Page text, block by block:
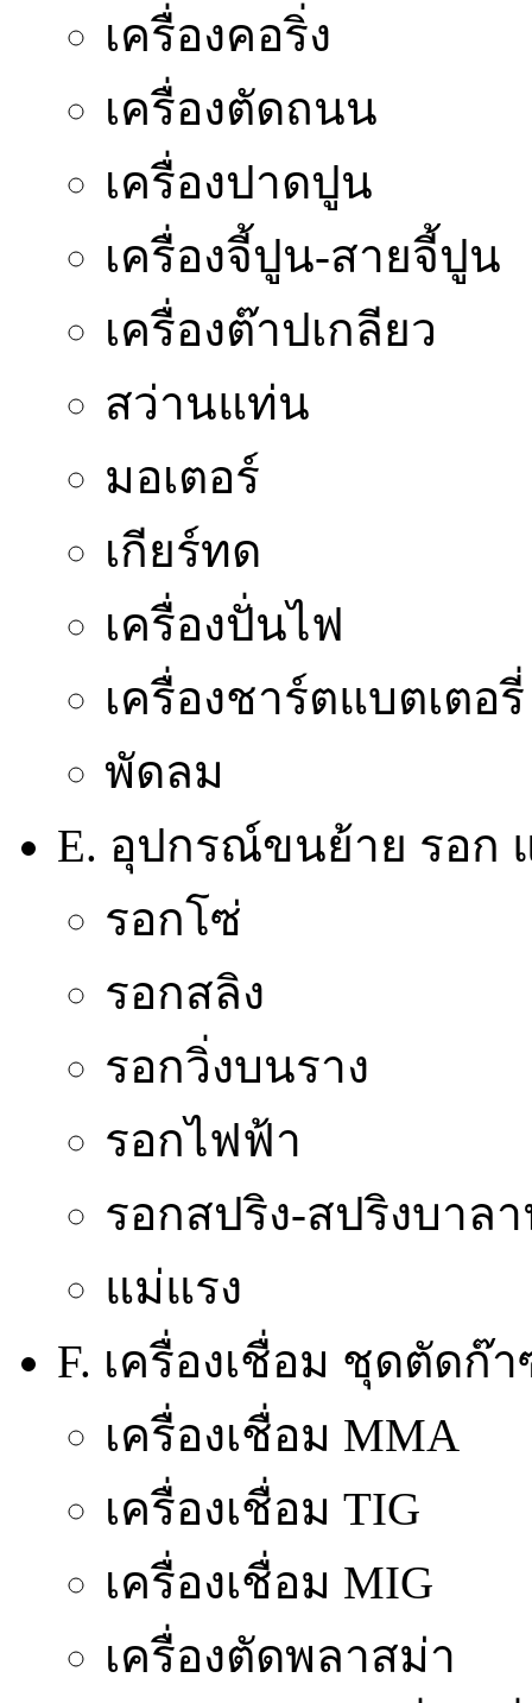
เครื่องคอริ่ง
เครื่องตัดถนน
เครื่องปาดปูน
เครื่องจี้ปูน-สายจี้ปูน
เครื่องต๊าปเกลียว
สว่านแท่น
มอเตอร์
เกียร์ทด
เครื่องปั่นไฟ
เครื่องชาร์ตแบตเตอรี่
พัดลม
E. อุปกรณ์ขนย้าย รอก
รอกโซ่
รอกสลิง
รอกวิ่งบนราง
รอกไฟฟ้า
รอกสปริง-สปริงบาล
แม่แรง
F. เครื่องเชื่อม ชุดตัดก๊
เครื่องเชื่อม MMA
เครื่องเชื่อม TIG
เครื่องเชื่อม MIG
เครื่องตัดพลาสม่า